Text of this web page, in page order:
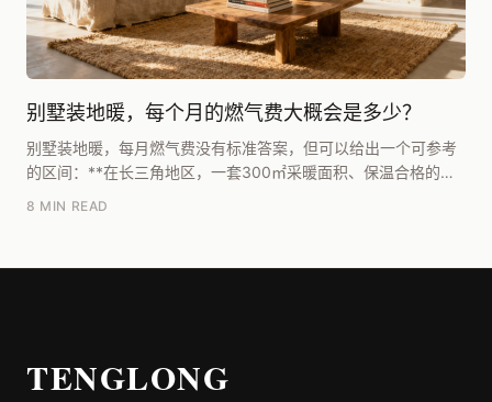
别墅装地暖，每个月的燃气费大概会是多少？
别墅装地暖，每月燃气费没有标准答案，但可以给出一个可参考
的区间：**在长三角地区，一套300㎡采暖面积、保温合格的独
8 MIN READ
TENGLONG